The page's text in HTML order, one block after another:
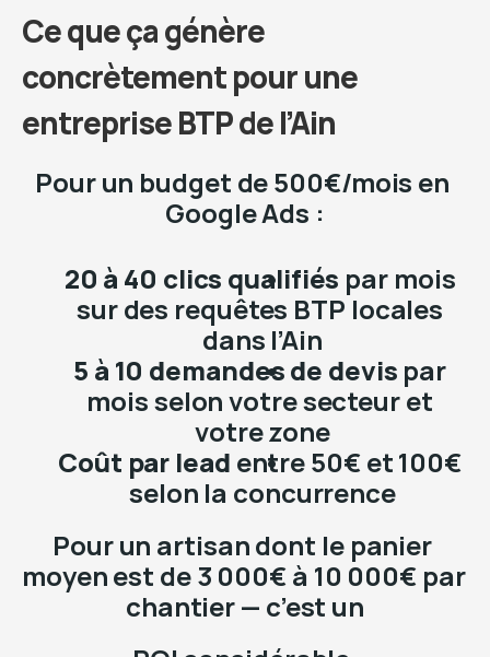
Ce que ça génère
concrètement pour une
entreprise BTP de l’Ain
Pour un budget de 500€/mois en
Google Ads :
20 à 40 clics qualifiés par mois
sur des requêtes BTP locales
dans l’Ain
5 à 10 demandes de devis par
mois selon votre secteur et
votre zone
Coût par lead entre 50€ et 100€
selon la concurrence
Pour un artisan dont le panier
moyen est de 3 000€ à 10 000€ par
chantier — c’est un